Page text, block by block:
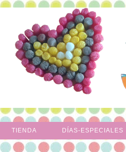
TIENDA DÍAS-ESPECIALES